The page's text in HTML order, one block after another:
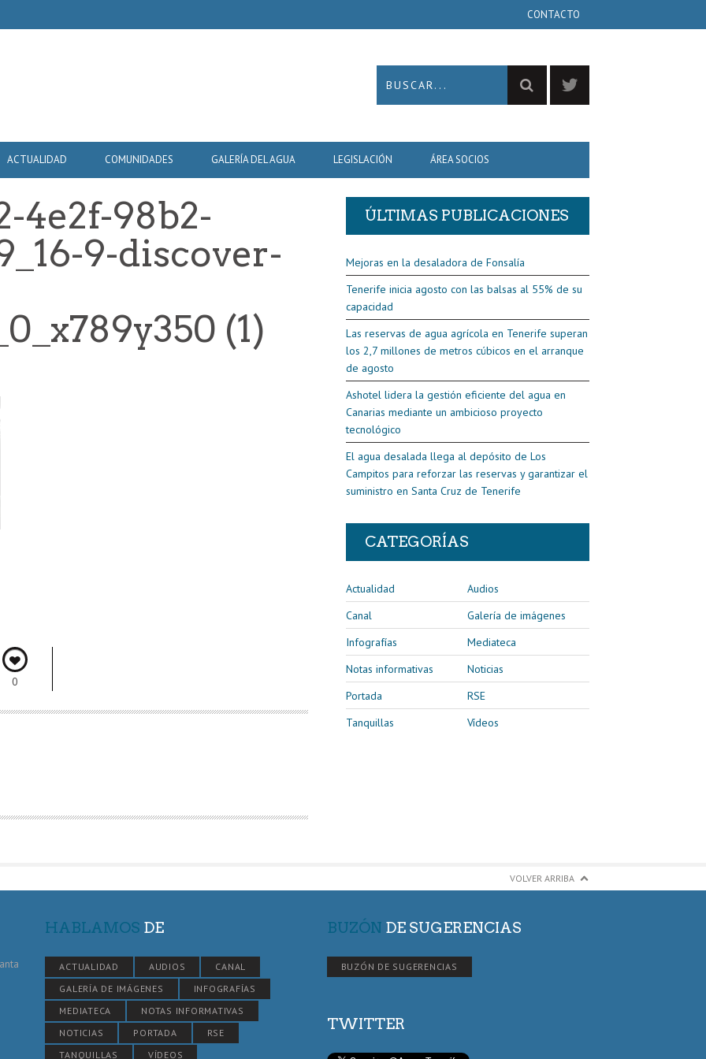
CONTACTO
ACTUALIDAD COMUNIDADES GALERÍA DEL AGUA LEGISLACIÓN ÁREA SOCIOS
4e2f-98b2-
9-discover-
(1)
0
ÚLTIMAS PUBLICACIONES
Mejoras en la desaladora de Fonsalía
Tenerife inicia agosto con las balsas al 55% de su
capacidad
Las reservas de agua agrícola en Tenerife superan
los 2,7 millones de metros cúbicos en el arranque
de agosto
Ashotel lidera la gestión eficiente del agua en
Canarias mediante un ambicioso proyecto
tecnológico
El agua desalada llega al depósito de Los
Campitos para reforzar las reservas y garantizar el
suministro en Santa Cruz de Tenerife
CATEGORÍAS
Actualidad
Audios
Canal
Galería de imágenes
Infografías
Mediateca
Notas informativas
Noticias
Portada
RSE
Tanquillas
Vídeos
VOLVER ARRIBA
HABLAMOS DE
ACTUALIDAD AUDIOS
CANAL
GALERÍA DE IMÁGENES
INFOGRAFÍAS
MEDIATECA
NOTAS INFORMATIVAS
NOTICIAS
PORTADA
RSE
TANQUILLAS
VÍDEOS
BUZÓN DE SUGERENCIAS
BUZÓN DE SUGERENCIAS
TWITTER